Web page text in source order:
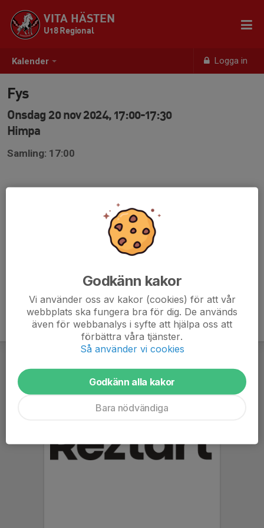
Kalender Logga in
VITA HÄSTEN
U18 Regional
Fys
Onsdag 20 nov 2024, 17:00-17:30
Himpa
Samling: 17:00
Godkänn kakor
Vi använder oss av kakor (cookies) för att vår
webbplats ska fungera bra för dig. De används
även för webbanalys i syfte att hjälpa oss att
förbättra våra tjänster.
Så använder vi cookies
Godkänn alla kakor
Bara nödvändiga